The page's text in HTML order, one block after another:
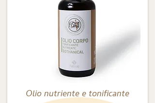
Olio nutriente e tonificante